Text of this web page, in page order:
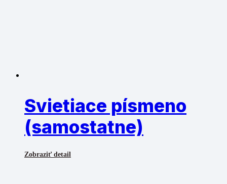
Svietiace písmeno
(samostatne)
Zobraziť detail